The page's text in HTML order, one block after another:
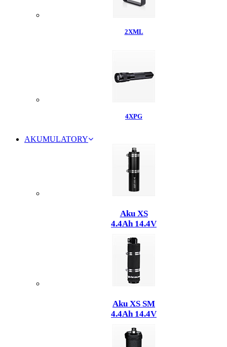
2XML
4XPG
AKUMULATORY
Aku XS
4.4Ah 14.4V
Aku XS SM
4.4Ah 14.4V